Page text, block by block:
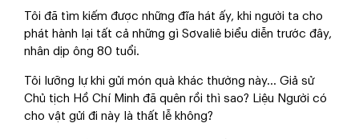
Tôi đã tìm kiếm được những đĩa hát ấy, khi người ta cho
phát hành lại tất cả những gì Sơvaliê biểu diễn trước đây,
nhân dịp ông 80 tuổi.
Tôi lưỡng lự khi gửi món quà khác thường này… Giả sử
Chủ tịch Hồ Chí Minh đã quên rồi thì sao? Liệu Người có
cho vật gửi đi này là thất lễ không?